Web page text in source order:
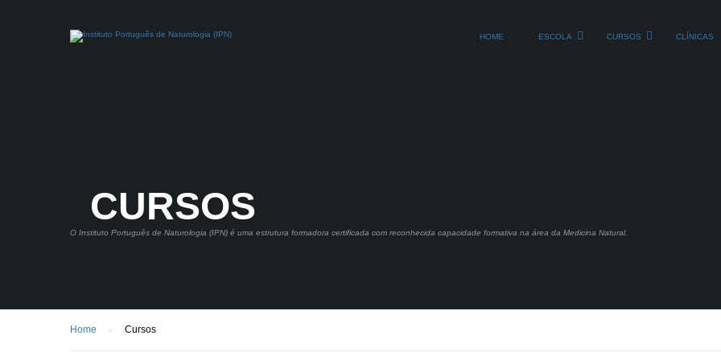
HOME ESCOLA CURSOS CLÍNICAS
CURSOS
O Instituto Português de Naturologia (IPN) é uma estrutura formadora certificada com reconhecida capacidade formativa na área da Medicina Natural.
Home Cursos